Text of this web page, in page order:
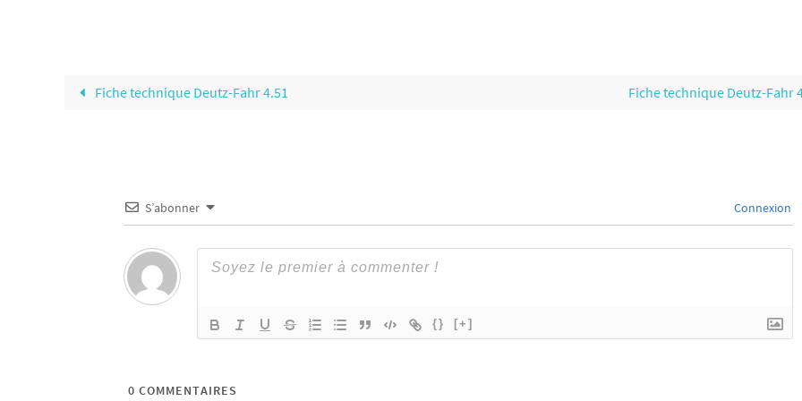
Fiche technique Deutz-Fahr 4.51 Fiche technique Deutz-Fahr
S’abonner Connexion
{} [+]
0 COMMENTAIRES